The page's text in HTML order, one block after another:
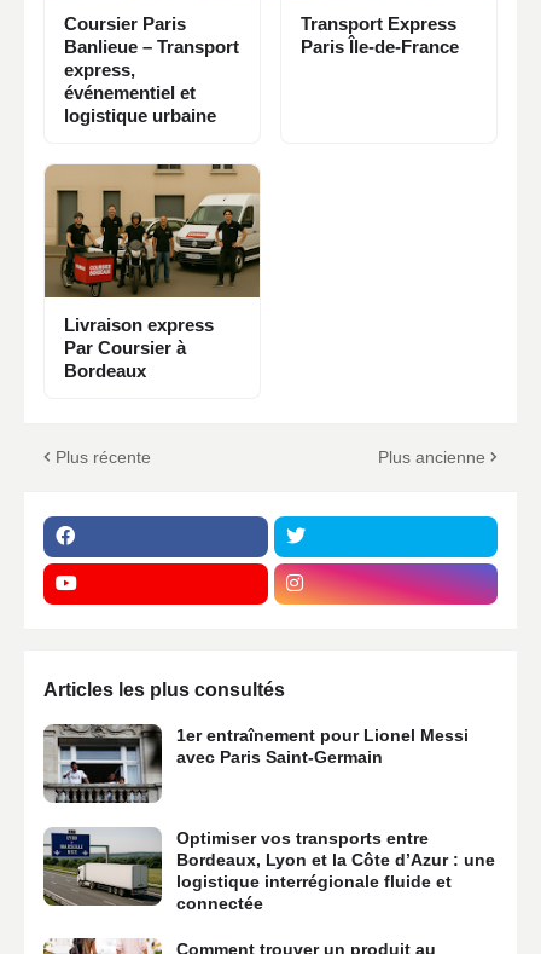
Coursier Paris
Banlieue – Transport
express,
événementiel et
logistique urbaine
Transport Express
Paris Île-de-France
Livraison express
Par Coursier à
Bordeaux
Plus récente Plus ancienne
Articles les plus consultés
1er entraînement pour Lionel Messi
avec Paris Saint-Germain
Optimiser vos transports entre
Bordeaux, Lyon et la Côte d’Azur : une
logistique interrégionale fluide et
connectée
Comment trouver un produit au